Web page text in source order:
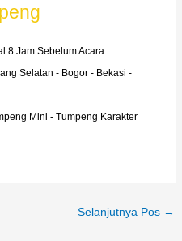
8 Jam Sebelum Acara
Selatan - Bogor - Bekasi -
Mini - Tumpeng Karakter
Selanjutnya Pos →